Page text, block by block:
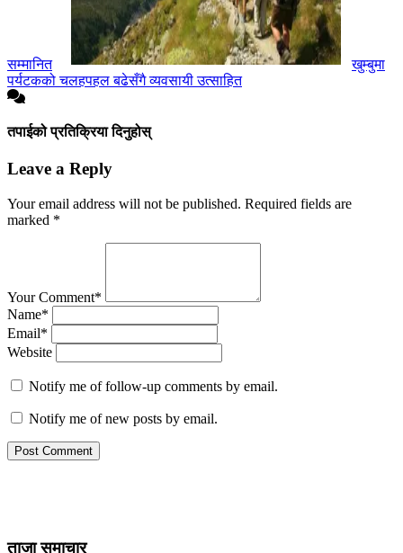
सम्मानित
खुम्बुमा
पर्यटकको चलहपहल बढेसँगै व्यवसायी उत्साहित
तपाईको प्रतिक्रिया दिनुहोस्
Leave a Reply
Your email address will not be published. Required fields are
marked *
Your Comment*
Name*
Email*
Website
Notify me of follow-up comments by email.
Notify me of new posts by email.
ताजा समाचार